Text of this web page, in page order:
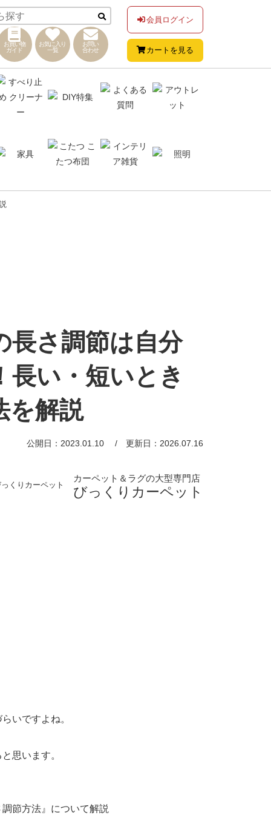
お買い物
ガイド
お気に入り
一覧
お問い
合わせ
会員ログイン
カートを見る
長さ調節は自分
長い・短いとき
を解説
公開日：2023.01.10 更新日：2026.07.16
カーペット＆ラグの大型専門店
びっくりカーペット
いですよね。
思います。
節方法』について解説